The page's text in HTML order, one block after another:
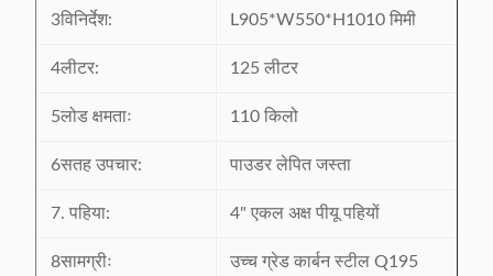
3विनिर्देश: L905*W550*H1010 मिमी
4लीटर: 125 लीटर
5लोड क्षमताः 110 किलो
6सतह उपचार: पाउडर लेपित जस्ता
7. पहिया: 4" एकल अक्ष पीयू पहियों
8सामग्रीः उच्च ग्रेड कार्बन स्टील Q195